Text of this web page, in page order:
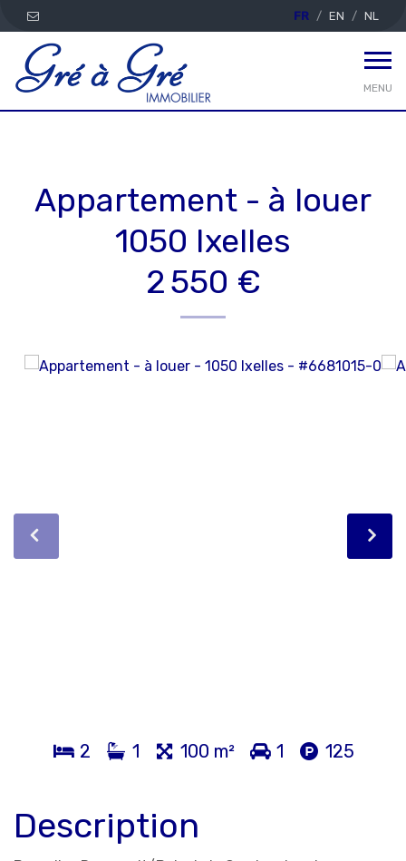
FR EN NL
MENU
Appartement - à louer
1050 Ixelles
2 550 €
2 1 100 m² 1 125
Description